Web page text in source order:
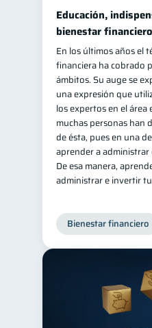
Productos
Organización
Deudas 10
Entidad financiera
Préstamos
Consejos 6
Tarjeta de crédito
Ciberseguridad 5
Servicios
Derechos & Deberes
Superintendencia
2
Cuenta
Educación,
bienestar financiero
En los últimos años el
financiera ha cobrado
ámbitos. Su auge se
una expresión que
los expertos en el
muchas personas han
de ésta, pues en una
aprender a
De esa manera,
administrar e invertir
Bienestar financiero